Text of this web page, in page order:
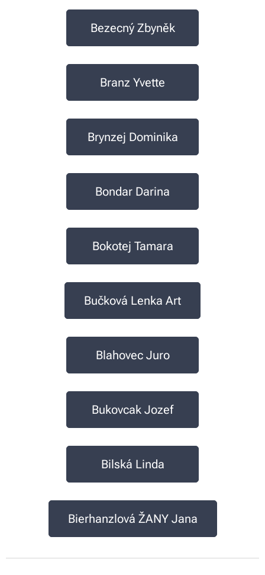
Bezecný Zbyněk
Branz Yvette
Brynzej Dominika
Bondar Darina
Bokotej Tamara
Bučková Lenka Art
Blahovec Juro
Bukovcak Jozef
Bilská Linda
Bierhanzlová ŽANY Jana